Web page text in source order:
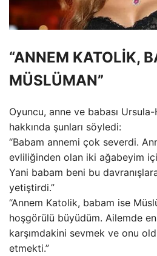
“ANNEM KATOLİK,
MÜSLÜMAN”
Oyuncu, anne ve babası
hakkında şunları söyledi:
“Babam annemi çok severdi.
evliliğinden olan iki ağabeyim
Yani babam beni bu
yetiştirdi.”
“Annem Katolik, babam ise
hoşgörülü büyüdüm. Ailemde
karşımdakini sevmek ve onu
etmekti.”